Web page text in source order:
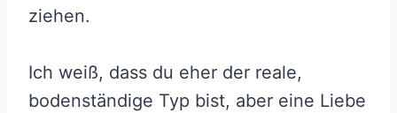
ziehen.
Ich weiß, dass du eher der reale,
bodenständige Typ bist, aber eine Liebe